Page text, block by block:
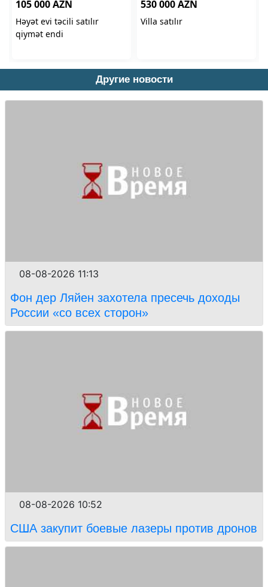
Другие новости
08-08-2026 11:13
Фон дер Ляйен захотела пресечь доходы
России «со всех сторон»
08-08-2026 10:52
США закупит боевые лазеры против дронов